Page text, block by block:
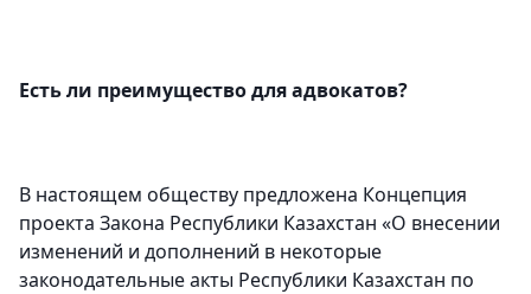
Есть ли преимущество для адвокатов?
В настоящем обществу предложена Концепция
проекта Закона Республики Казахстан «О внесении
изменений и дополнений в некоторые
законодательные акты Республики Казахстан по